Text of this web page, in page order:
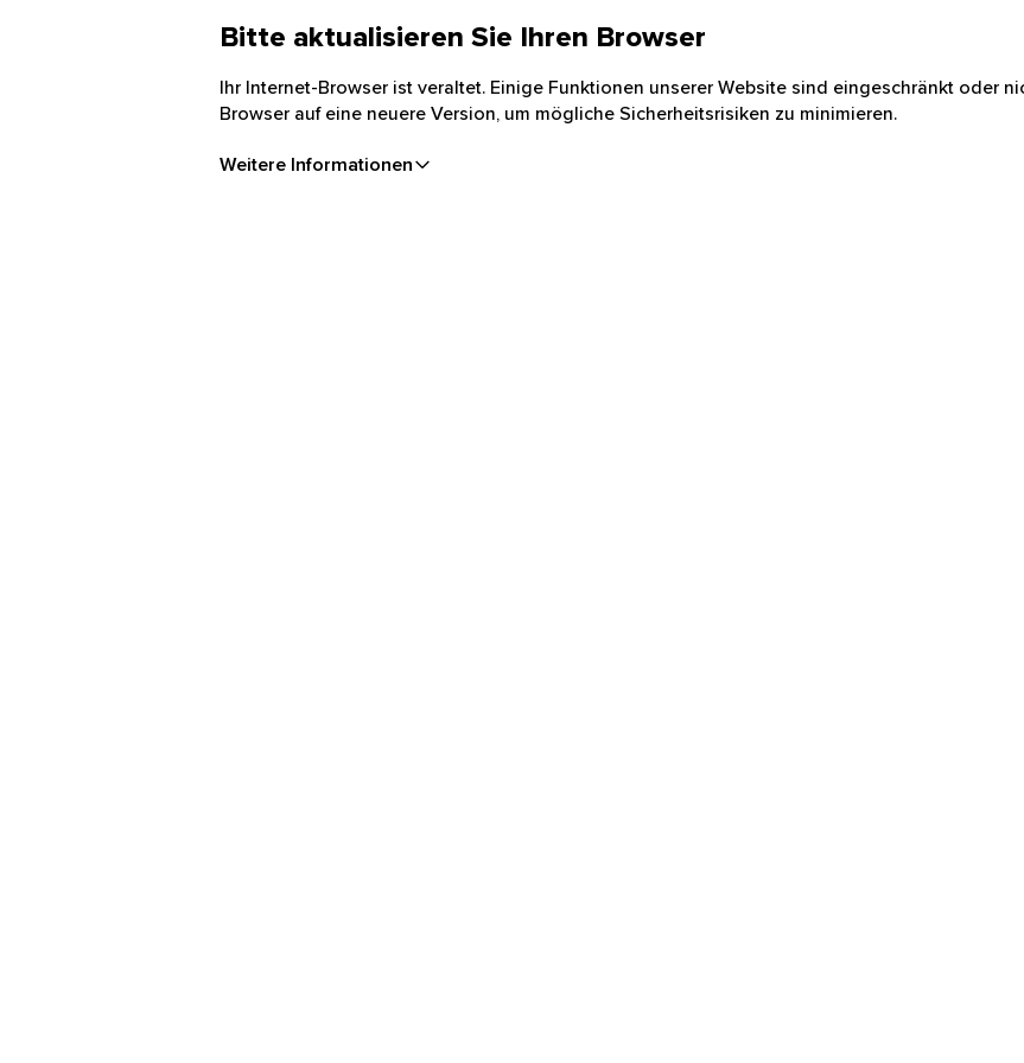
Bitte aktualisieren Sie Ihren Browser
Ihr Internet-Browser ist veraltet. Einige Funktionen unserer Website sind eingeschränkt oder
Browser auf eine neuere Version, um mögliche Sicherheitsrisiken zu minimieren.
Weitere Informationen